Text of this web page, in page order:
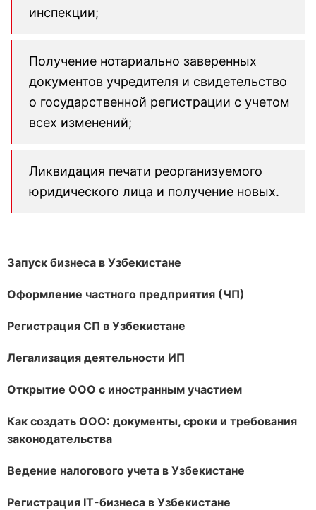
инспекции;
Получение нотариально заверенных
документов учредителя и свидетельство
о государственной регистрации с учетом
всех изменений;
Ликвидация печати реорганизуемого
юридического лица и получение новых.
Запуск бизнеса в Узбекистане
Оформление частного предприятия (ЧП)
Регистрация СП в Узбекистане
Легализация деятельности ИП
Открытие ООО с иностранным участием
Как создать ООО: документы, сроки и требования
законодательства
Ведение налогового учета в Узбекистане
Регистрация IT-бизнеса в Узбекистане